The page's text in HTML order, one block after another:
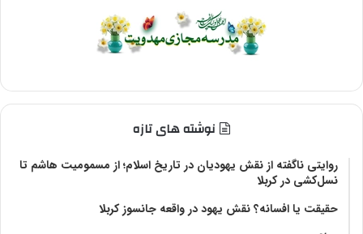
نوشته های تازه
روایتی ناگفته از نقش یهودیان در تاریخ اسلام؛ از مسمومیت هاشم تا
نسل‌کشی در کربلا
حقیقت یا افسانه؟‌ نقش یهود در واقعه جانسوز کربلا